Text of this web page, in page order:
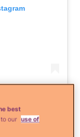
best
our use of